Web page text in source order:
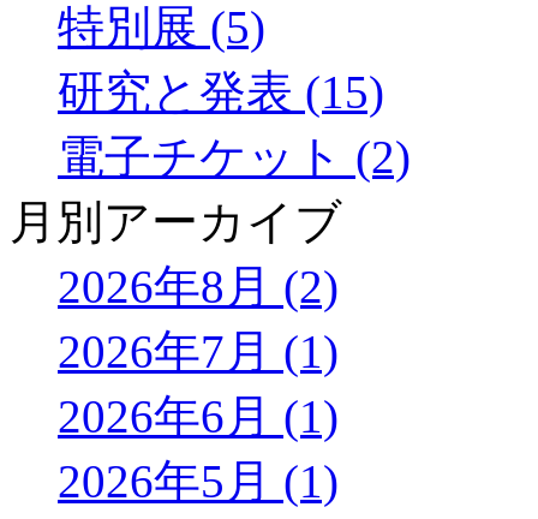
特別展 (5)
研究と発表 (15)
電子チケット (2)
月別アーカイブ
2026年8月 (2)
2026年7月 (1)
2026年6月 (1)
2026年5月 (1)